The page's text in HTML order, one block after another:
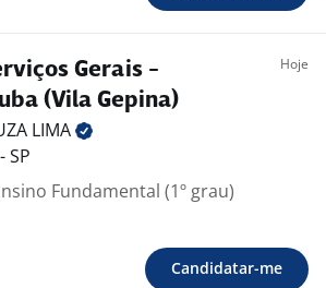
Gerais -
(Vila Gepina)
Hoje
LIMA
SP
Fundamental (1º grau)
Candidatar-me